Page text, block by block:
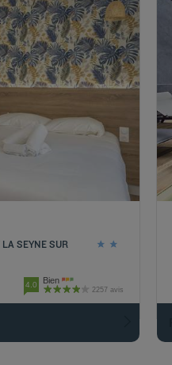
SEYNE SUR
4.0 Bien
2257 avis